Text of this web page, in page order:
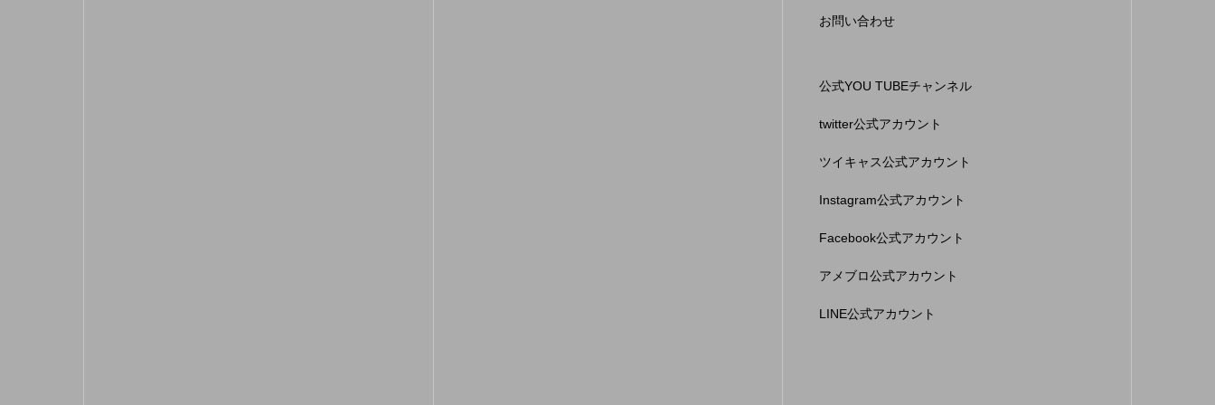
お問い合わせ
公式YOU TUBEチャンネル
twitter公式アカウント
ツイキャス公式アカウント
Instagram公式アカウント
Facebook公式アカウント
アメブロ公式アカウント
LINE公式アカウント